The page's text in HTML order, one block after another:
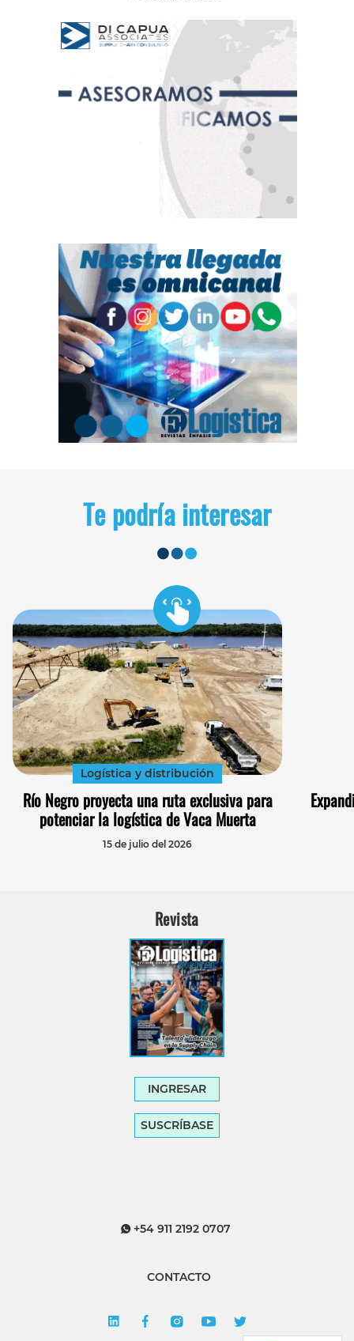
Te podría interesar
Logística y distribución
Río Negro proyecta una ruta exclusiva para
potenciar la logística de Vaca Muerta
15 de julio del 2026
Revista
INGRESAR
SUSCRÍBASE
+54 911 2192 0707
CONTACTO